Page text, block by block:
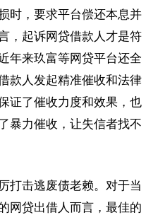
时，要求平台偿还本息并
，起诉网贷借款人才是符
年来玖富等网贷平台还全
款人发起精准催收和法律
证了催收力度和效果，也
暴力催收，让失信者找不
打击逃废债老赖。对于当
网贷出借人而言，最佳的